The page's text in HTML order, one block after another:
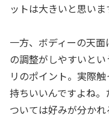
ットは大きいと思いま
一方、ボディーの天
の調整がしやすいと
リのポイント。実際
持ちいいんですよね
ついては好みが分か